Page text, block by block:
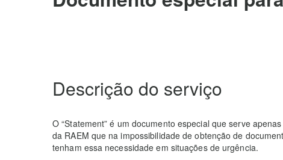
Descrição do serviço
O “Statement” é um documento especial que serve
da RAEM que na impossibilidade de obtenção de
tenham essa necessidade em situações de urgência.